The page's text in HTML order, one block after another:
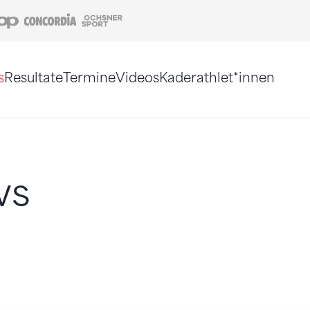
Coop Concordia
ResultateTermineVideosKaderathlet*innen